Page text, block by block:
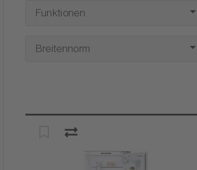
Funktionen
Breitennorm